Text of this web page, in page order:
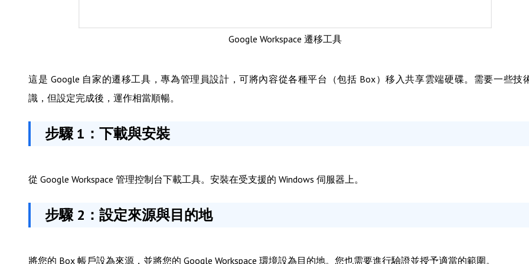
Google Workspace 遷移工具
這是 Google 自家的遷移工具，專為管理員設計，可將內容從各種平台（包括 Box）移入共享雲端硬碟。需要一些技
識，但設定完成後，運作相當順暢。
步驟 1：下載與安裝
從 Google Workspace 管理控制台下載工具。安裝在受支援的 Windows 伺服器上。
步驟 2：設定來源與目的地
將您的 Box 帳戶設為來源，並將您的 Google Workspace 環境設為目的地。您也需要進行驗證並授予適當的範圍。